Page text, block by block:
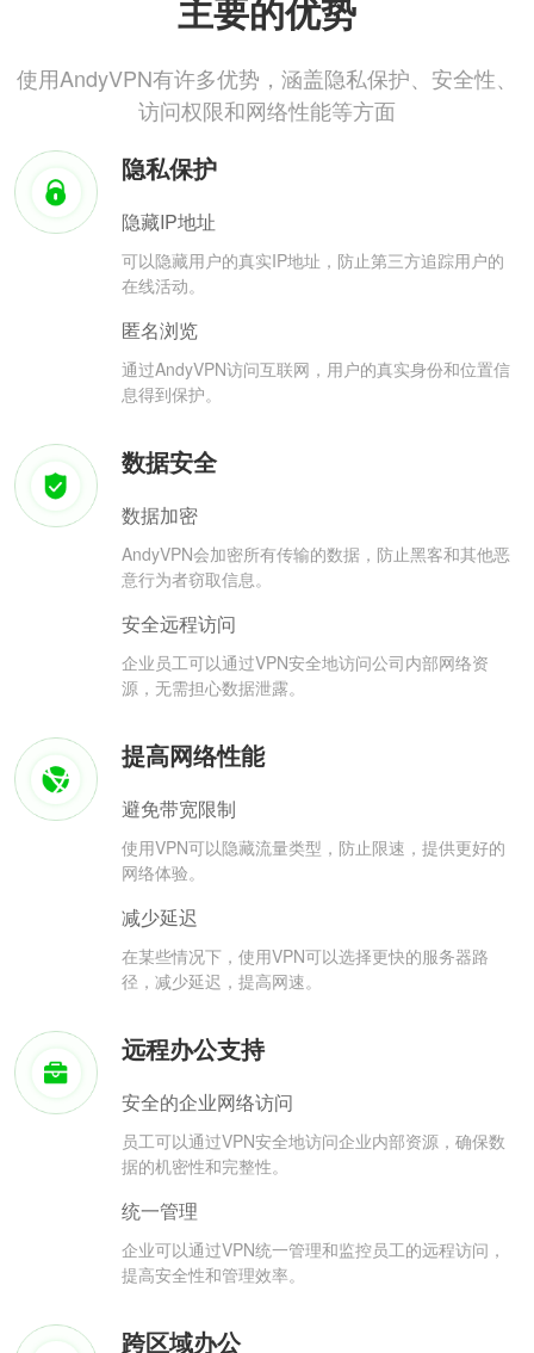
主要的优势
使用AndyVPN有许多优势，涵盖隐私保护、安全性、
访问权限和网络性能等方面
隐私保护
隐藏IP地址
可以隐藏用户的真实IP地址，防止第三方追踪用户的
在线活动。
匿名浏览
通过AndyVPN访问互联网，用户的真实身份和位置信
息得到保护。
数据安全
数据加密
AndyVPN会加密所有传输的数据，防止黑客和其他恶
意行为者窃取信息。
安全远程访问
企业员工可以通过VPN安全地访问公司内部网络资
源，无需担心数据泄露。
提高网络性能
避免带宽限制
使用VPN可以隐藏流量类型，防止限速，提供更好的
网络体验。
减少延迟
在某些情况下，使用VPN可以选择更快的服务器路
径，减少延迟，提高网速。
远程办公支持
安全的企业网络访问
员工可以通过VPN安全地访问企业内部资源，确保数
据的机密性和完整性。
统一管理
企业可以通过VPN统一管理和监控员工的远程访问，
提高安全性和管理效率。
跨区域办公